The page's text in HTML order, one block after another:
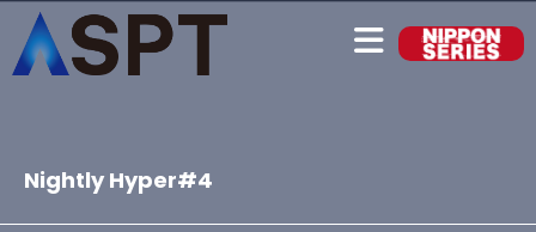
Nightly Hyper#4